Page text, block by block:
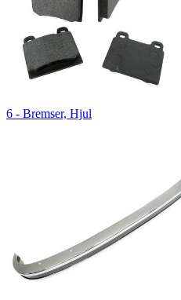
6 - Bremser, Hjul